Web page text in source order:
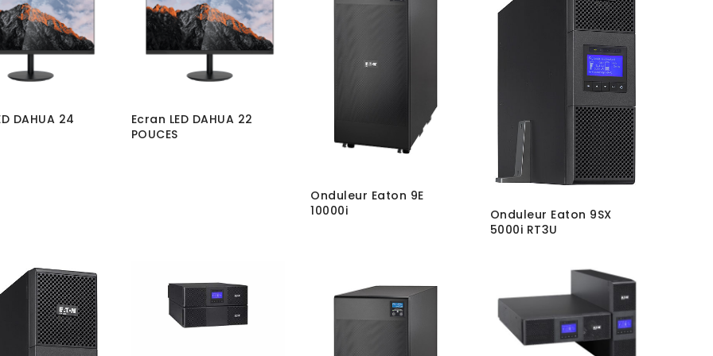
DAHUA 24
Ecran LED DAHUA 22
POUCES
Onduleur Eaton 9E
10000i
Onduleur Eaton 9SX
5000i RT3U